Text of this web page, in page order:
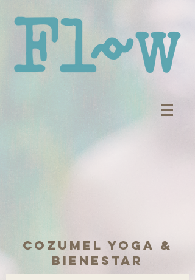
cozumel yoga &
bienestar